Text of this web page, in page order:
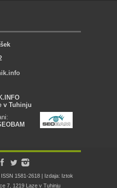
v Tuhinju
1581-2618 | Izdaja: Iztok
7, 1219 Laze v Tuhinju